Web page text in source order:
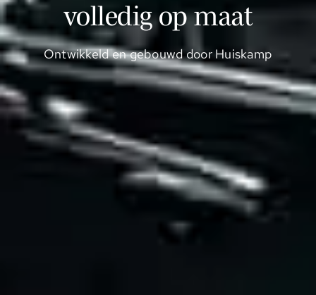
volledig op maat
Ontwikkeld en gebouwd door Huiskamp